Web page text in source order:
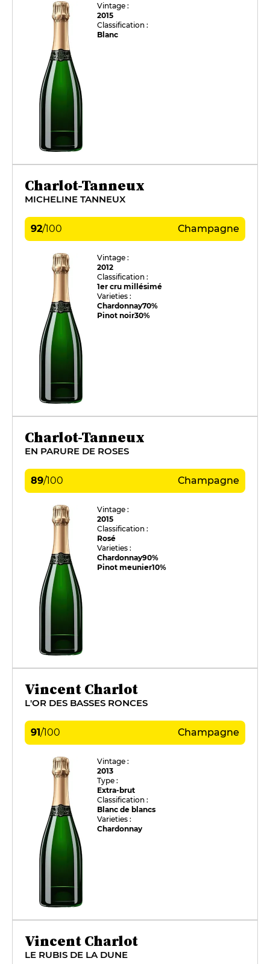
Vintage :
2015
Classification :
Blanc
Charlot-Tanneux
MICHELINE TANNEUX
92/100 Champagne
Vintage :
2012
Classification :
1er cru millésimé
Varieties :
Chardonnay70%
Pinot noir30%
Charlot-Tanneux
EN PARURE DE ROSES
89/100 Champagne
Vintage :
2015
Classification :
Rosé
Varieties :
Chardonnay90%
Pinot meunier10%
Vincent Charlot
L'OR DES BASSES RONCES
91/100 Champagne
Vintage :
2013
Type :
Extra-brut
Classification :
Blanc de blancs
Varieties :
Chardonnay
Vincent Charlot
LE RUBIS DE LA DUNE